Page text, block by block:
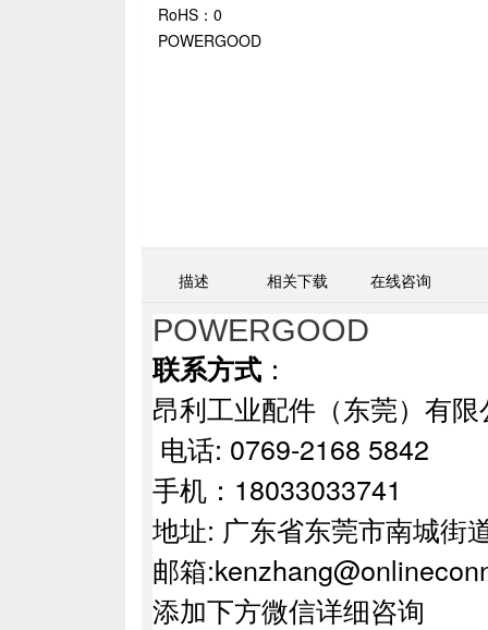
RoHS：0
POWERGOOD
描述 相关下载 在线咨询
POWERGOOD
联系方式 ：
昂利工业配件
电话: 0769-
手机：18033033741
地址: 广东省东莞市南城街
邮箱
添加下方微信详细咨询